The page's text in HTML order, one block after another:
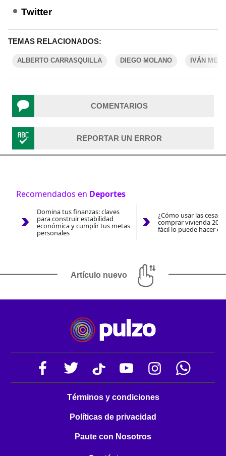
Twitter
TEMAS RELACIONADOS:
ALBERTO CARRASQUILLA DIEGO MOLANO IVÁN
COMENTARIOS
REPORTAR UN ERROR
Recomendados en Deportes
Domina tus finanzas: claves
para construir estabilidad
económica y cumplir tus metas
personales
¿Cómo usar las
comprar vivienda
fácil lo puede hacer
Artículo nuevo
Términos y condiciones
Políticas de privacidad
Paute con Nosotros